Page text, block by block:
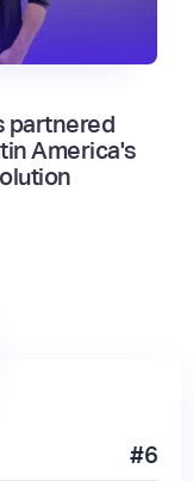
partnered
America's
#6